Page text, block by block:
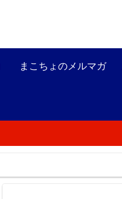
まこちょのメルマガ